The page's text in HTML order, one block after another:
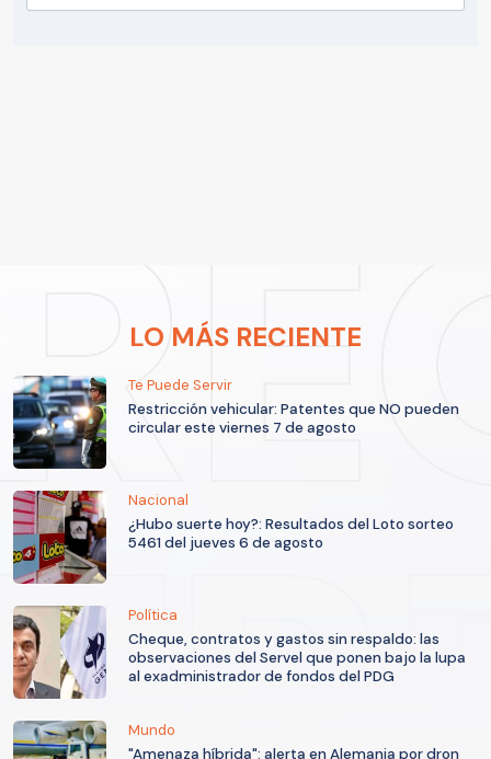
LO MÁS RECIENTE
Te Puede Servir
Restricción vehicular: Patentes que NO pueden
circular este viernes 7 de agosto
Nacional
¿Hubo suerte hoy?: Resultados del Loto sorteo
5461 del jueves 6 de agosto
Política
Cheque, contratos y gastos sin respaldo: las
observaciones del Servel que ponen bajo la lupa
al exadministrador de fondos del PDG
Mundo
"Amenaza híbrida": alerta en Alemania por dron